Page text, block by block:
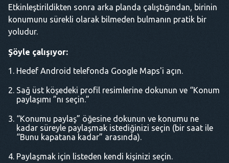
Etkinleştirildikten sonra arka planda çalıştığından, birinin
konumunu sürekli olarak bilmeden bulmanın pratik bir
yoludur.
Şöyle çalışıyor:
Hedef Android telefonda Google Maps'i açın.
Sağ üst köşedeki profil resimlerine dokunun ve “Konum
paylaşımı ”nı seçin.”
“Konumu paylaş” öğesine dokunun ve konumu ne
kadar süreyle paylaşmak istediğinizi seçin (bir saat ile
“Bunu kapatana kadar” arasında).
Paylaşmak için listeden kendi kişinizi seçin.